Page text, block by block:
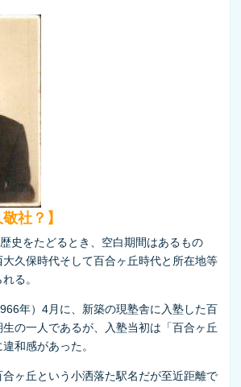
社？】
史をたどるとき、空白期間はあるもの
久保時代そして百合ヶ丘時代と所在地等
る。
年）4月に、新築の現塾舎に入塾した百
の一人であるが、入塾当初は「百合ヶ丘
和感があった。
ヶ丘という小洒落た駅名だが至近距離で